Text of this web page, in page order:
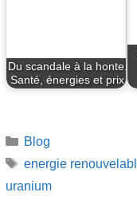
Du scandale à la honte.
Santé, énergies et prix
Catégories
Blog
Étiquettes
energie
uranium